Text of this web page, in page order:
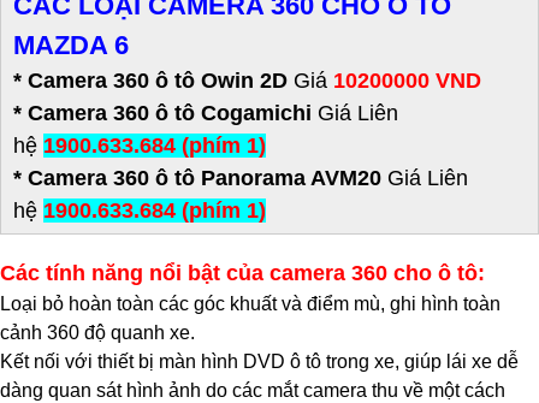
MAZDA 6
* Camera 360 ô tô Owin 2D Giá 10200000 VND
* Camera 360 ô tô Cogamichi Giá Liên
hệ 1900.633.684 (phím 1)
* Camera 360 ô tô Panorama AVM20 Giá Liên
hệ 1900.633.684 (phím 1)
Các tính năng nổi bật của camera 360 cho ô tô:
Loại bỏ hoàn toàn các góc khuất và điểm mù, ghi hình toàn
cảnh 360 độ quanh xe.
Kết nối với thiết bị màn hình DVD ô tô trong xe, giúp lái xe dễ
dàng quan sát hình ảnh do các mắt camera thu về một cách